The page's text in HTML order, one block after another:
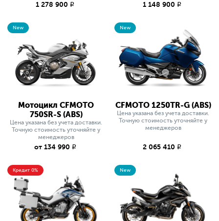
1 278 900 q 1 148 900 q
New
Мотоцикл CFMOTO
750SR-S (ABS)
Цена указана без учета доставки.
Точную стоимость уточняйте у
менеджеров
от 134 990 q
New
CFMOTO 1250TR-G (ABS)
Цена указана без учета доставки.
Точную стоимость уточняйте у
менеджеров
2 065 410 q
Кредит 0% New